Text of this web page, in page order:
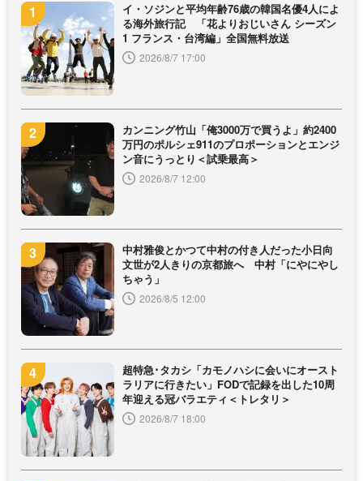
イ・ソジンと平均年齢76歳の韓国名優4人によ
る海外旅行記 「花よりおじいさん シーズン
1 フランス・台湾編」全国無料放送
2026/8/7 17:00
カンニング竹山「俺3000万で買うよ」約2400
万円のポルシェ911のプロポーションとエンジ
ン音にうっとり＜試乗最高＞
2026/8/7 12:00
中村雅俊とかつて中村の付き人だった小日向
文世が2人きりの京都旅へ 中村「にやにやし
ちゃう」
2026/8/5 12:00
超特急･タカシ「カモノハシに会いにオースト
ラリアに行きたい」FODで記録を出した10周
年迎える冠バラエティ＜トレタリ＞
2026/8/7 18:00